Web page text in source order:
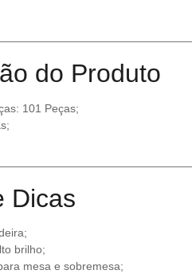
do Produto
101 Peças;
Dicas
brilho;
mesa e sobremesa;